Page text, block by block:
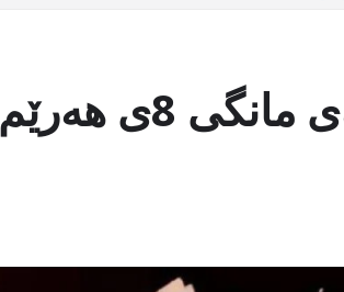
كاتی دابەشكردنی مووچەی مانگی 8ی هەرێم